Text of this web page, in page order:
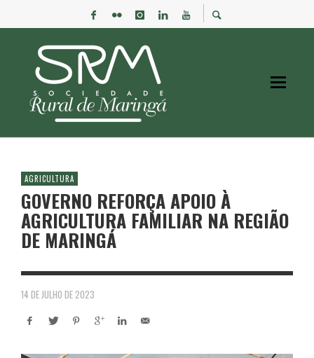
AGRICULTURA
GOVERNO REFORÇA APOIO À
AGRICULTURA FAMILIAR NA REGIÃO
DE MARINGÁ
14 DE JULHO DE 2023